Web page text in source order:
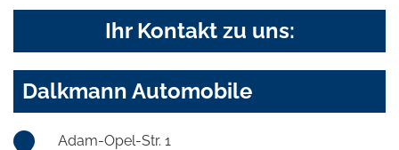
Ihr Kontakt zu uns:
Dalkmann Automobile
Adam-Opel-Str. 1